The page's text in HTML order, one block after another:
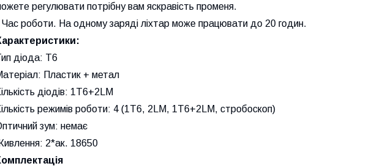
регулювати потрібну вам яскравість променя.
роботи. На одному заряді ліхтар може працювати до 20 годин.
діода: T6
Пластик + метал
діодів: 1T6+2LM
режимів роботи: 4 (1T6, 2LM, 1T6+2LM, стробоскоп)
зум: немає
2*ак. 18650